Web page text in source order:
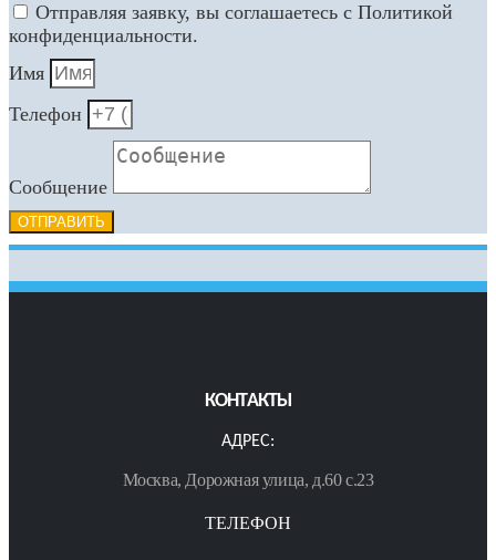
Отправляя заявку, вы соглашаетесь с Политикой
конфиденциальности.
Имя
Телефон
Сообщение
ОТПРАВИТЬ
КОНТАКТЫ
АДРЕС:
Москва, Дорожная улица, д.60 с.23
ТЕЛЕФОН